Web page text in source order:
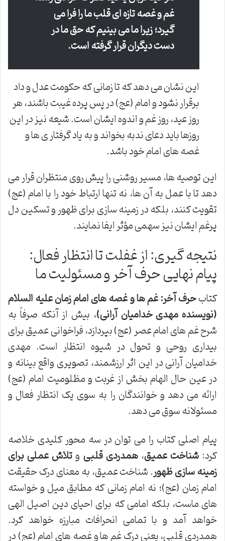
غم و غصه تازه ای قلب ما را فرا می
گیرد؛ زیرا ما می بینیم که حق ما در
دست دیگران قرار گرفته است.
این نشان می دهد که تا زمانی که حکومت عدل و داد
برقرار نشود و امام (عج) در پس پرده غیبت باشند، هر
روز عید، روز غم و اندوه ایشان است. شیعه نیز در این
روزها باید دعای ندبه بخواند و به یاد گرفتار ی ها و
غصه های امام خود باشد.
این توصیه ها، مسیر روشنی را پیش روی منتظران قرار می
دهد تا با عمل به آن ها، نه تنها ارتباط خود را با امام (عج)
تقویت کنند، بلکه در زمینه سازی برای ظهور و تسکین دل
پرغم ایشان نیز سهمی مؤثر ایفا نمایند.
نتیجه گیری: از غفلت تا انتظار فعال:
پیام نهایی حرف آخر و مسئولیت ما
کتابحرف آخر: غم ها و غصه های امام زمان علیه السلام
(نویسنده مهدی خدامیان آرانی)، بیش از آنکه صرفاً به
شرح غم های امام عصر (عج) بپردازد، فراخوانی عمیق برای
بیداری روحی و تحول در شیوه انتظار است. مهدی
خدامیان آرانی در این اثر ارزشمند، تصویری واقع بینانه و
در عین حال الهام بخش از غربت و مظلومیت امام (عج)
ارائه می دهد و خوانندگان را به سوی یک انتظار فعال و
مسئولانه سوق می دهد.
پیام اصلی کتاب را می توان در سه محور کلیدی خلاصه
کرد:شناخت عمیق،همدردی قلبی وتلاش عملی برای
زمینه سازی ظهور. شناخت عمیق، به معنای درک حقیقت
امام زمان (عج)؛ نه امام زمانی که مطابق میل و خواسته
های ماست، بلکه امامی که برای احیای دین اصیل الهی
خواهد آمد و با تمامی انحرافات مبارزه خواهد کرد.
همدردی قلبی، یعنی درک غم ها و غصه های امام (عج) در